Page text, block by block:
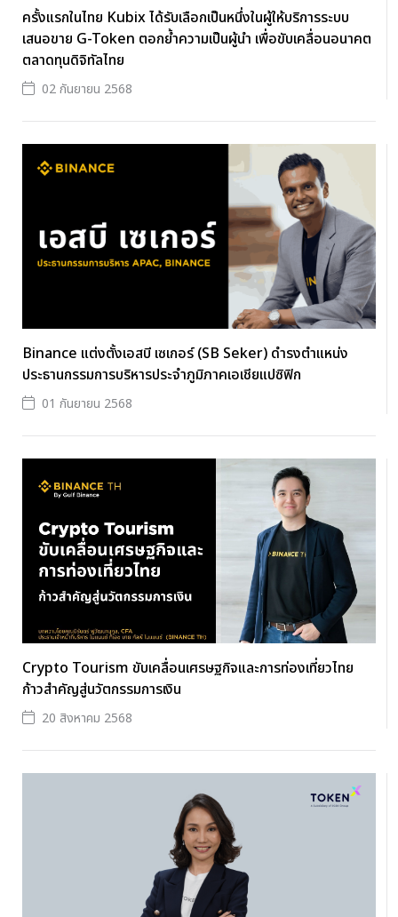
ครั้งแรกในไทย Kubix ได้รับเลือกเป็นหนึ่งในผู้ให้บริการระบบ
เสนอขาย G-Token ตอกย้ำความเป็นผู้นำ เพื่อขับเคลื่อนอนาคต
ตลาดทุนดิจิทัลไทย
02 กันยายน 2568
Binance แต่งตั้งเอสบี เซเกอร์ (SB Seker) ดำรงตำแหน่ง
ประธานกรรมการบริหารประจำภูมิภาคเอเชียแปซิฟิก
01 กันยายน 2568
Crypto Tourism ขับเคลื่อนเศรษฐกิจและการท่องเที่ยวไทย
ก้าวสำคัญสู่นวัตกรรมการเงิน
20 สิงหาคม 2568